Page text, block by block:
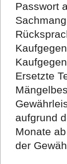
Passwort
Ersetzte
aufgrund
Monate
der